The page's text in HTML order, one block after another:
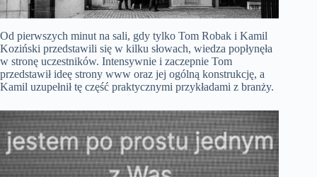
Od pierwszych minut na sali, gdy tylko Tom Robak i Kamil
Koziński przedstawili się w kilku słowach, wiedza popłynęła
w stronę uczestników. Intensywnie i zaczepnie Tom
przedstawił ideę strony www oraz jej ogólną konstrukcję, a
Kamil uzupełnił tę część praktycznymi przykładami z branży.